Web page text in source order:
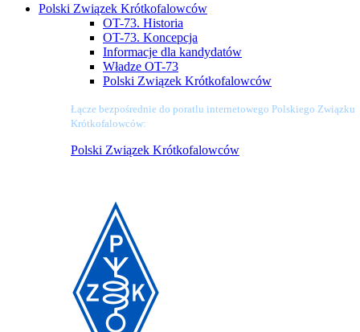
Polski Związek Krótkofalowców
OT-73. Historia
OT-73. Koncepcja
Informacje dla kandydatów
Władze OT-73
Polski Związek Krótkofalowców
Łącze bezpośrednie do poratlu internetowego Polskiego Związku
Krótkofalowców:
Polski Związek Krótkofalowców